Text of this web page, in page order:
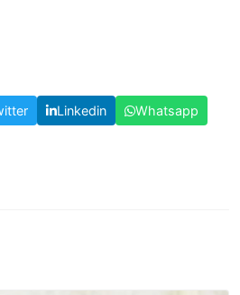
Linkedin
Whatsapp